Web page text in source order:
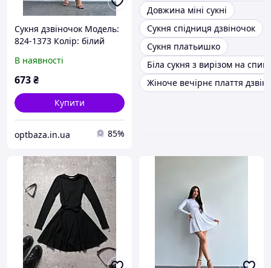
Сукня дзвіночок Модель:
824-1373 Колір: білий
В наявності
673₴
Купити
optbaza.in.ua 85%
Довжина міні сукні
Сукня спідниця дзвіночок
Сукня платьишко
Біла сукня з вирізом на спині
Жіноче вечірнє плаття